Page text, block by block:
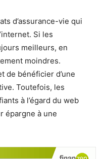
d’assurance-vie qui
Si les
meilleurs, en
moindres.
de bénéficier d’une
Toutefois, les
à l’égard du web
épargne à une